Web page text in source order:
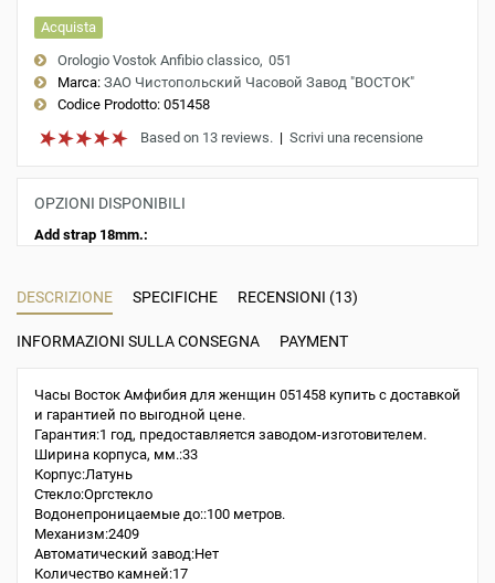
Acquista
Orologio Vostok Anfibio classico 051
Marca: ЗАО Чистопольский Часовой Завод "ВОСТОК"
Codice Prodotto: 051458
Based on 13 reviews. | Scrivi una recensione
OPZIONI DISPONIBILI
Add strap 18mm.:
DESCRIZIONE SPECIFICHE RECENSIONI (13)
INFORMAZIONI SULLA CONSEGNA PAYMENT
Часы Восток Амфибия для женщин 051458 купить с доставкой
и гарантией по выгодной цене.
Гарантия:1 год, предоставляется заводом-изготовителем.
Ширина корпуса, мм.:33
Корпус:Латунь
Стекло:Оргстекло
Водонепроницаемые до::100 метров.
Механизм:2409
Автоматический завод:Нет
Количество камней:17